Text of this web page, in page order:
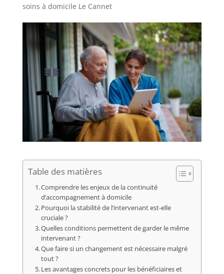
soins à domicile Le Cannet
Table des matières
Comprendre les enjeux de la continuité
d’accompagnement à domicile
Pourquoi la stabilité de l’intervenant est-elle
cruciale ?
Quelles conditions permettent de garder le même
intervenant ?
Que faire si un changement est nécessaire malgré
tout ?
Les avantages concrets pour les bénéficiaires et